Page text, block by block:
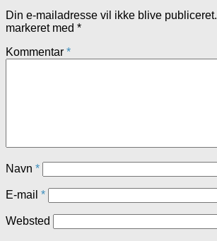
Din e-mailadresse vil ikke blive publiceret.
markeret med *
Kommentar *
Navn *
E-mail *
Websted